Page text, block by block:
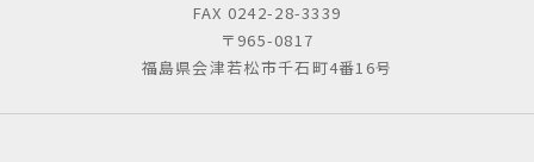
FAX 0242-28-3339
〒965-0817
福島県会津若松市千石町4番16号